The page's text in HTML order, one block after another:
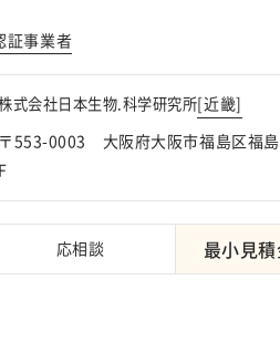
証事業者
式会社日本生物.科学研究所[近畿]
〒553-0003 大阪府大阪市福島区福
F
応相談 最小見